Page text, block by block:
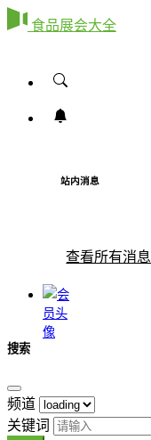
食品展会大全
站内消息
查看所有消息
搜索
频道
关键词